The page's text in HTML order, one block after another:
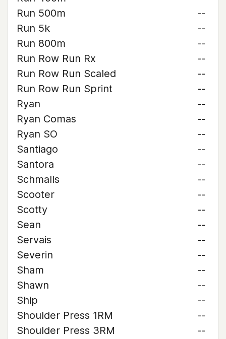
Run 500m
--
Run 5k
--
Run 800m
--
Run Row Run Rx
--
Run Row Run Scaled
--
Run Row Run Sprint
--
Ryan
--
Ryan Comas
--
Ryan SO
--
Santiago
--
Santora
--
Schmalls
--
Scooter
--
Scotty
--
Sean
--
Servais
--
Severin
--
Sham
--
Shawn
--
Ship
--
Shoulder Press 1RM
--
Shoulder Press 3RM
--